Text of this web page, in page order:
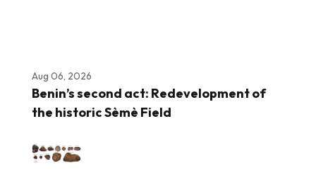
Aug 06, 2026
Benin’s second act: Redevelopment of
the historic Sèmè Field